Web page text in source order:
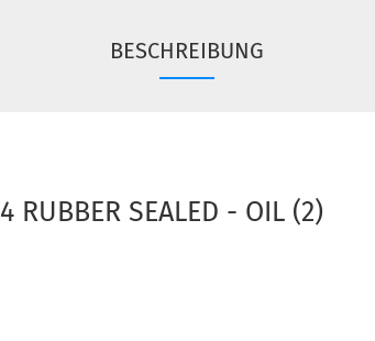
BESCHREIBUNG
RUBBER SEALED - OIL (2)